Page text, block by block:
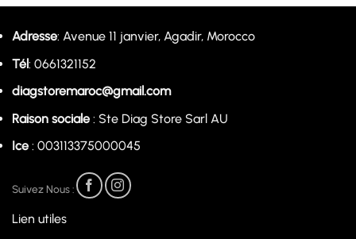
Adresse: Avenue 11 janvier, Agadir, Morocco
Tél: 0661321152
diagstoremaroc@gmail.com
Raison sociale : Ste Diag Store Sarl AU
Ice : 003113375000045
Suivez Nous :
Lien utiles